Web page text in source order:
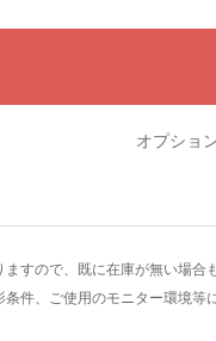
オプショ
すので、既に在庫が無い場合
件、ご使用のモニター環境